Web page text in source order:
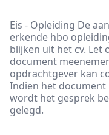
Eis - Opleiding De
erkende hbo
blijken uit het cv. Let
document
opdrachtgever kan
Indien het
wordt het gesprek
gelegd.